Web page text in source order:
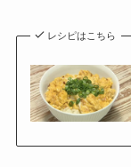
レシピはこちら